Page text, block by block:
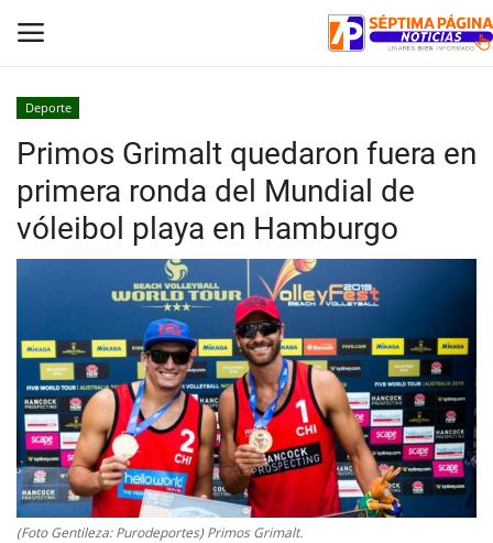
Inicio
Crónica
Policial
Deporte
Política
Espectáculos
Deporte
Primos Grimalt quedaron fuera en
primera ronda del Mundial de
vóleibol playa en Hamburgo
(Foto Gentileza: Purodeportes) Primos Grimalt.